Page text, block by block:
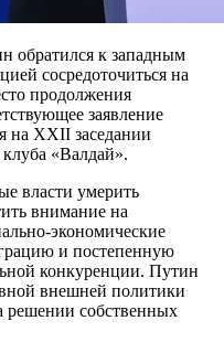
обратился к западным
сосредоточиться на
продолжения
заявление
на XXII заседании
«Валдай».
власти умерить
внимание на
экономические
и постепенную
конкуренции. Путин
внешней политики
решении собственных